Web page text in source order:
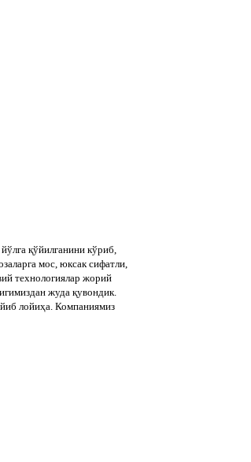
қўйилганини кўриб,
мос, юксак сифатли,
технологиялар жорий
жуда қувондик.
лойиҳа. Компаниямиз